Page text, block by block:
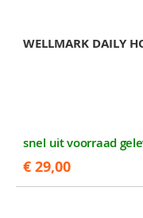
WELLMARK DAILY
snel uit voorraad
€ 29,00